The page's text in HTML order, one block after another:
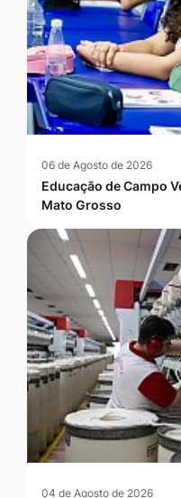
06 de Agosto de 2026
Educação de Campo
Mato Grosso
04 de Agosto de 2026